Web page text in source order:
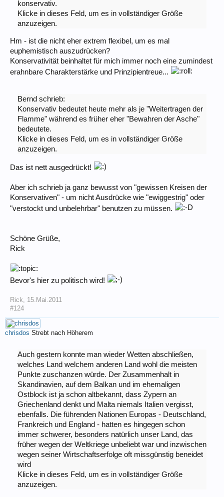
konservativ.
Klicke in dieses Feld, um es in vollständiger Größe
anzuzeigen.
Hm - ist die nicht eher extrem flexibel, um es mal
euphemistisch auszudrücken?
Konservativität beinhaltet für mich immer noch eine zumindest
erahnbare Charakterstärke und Prinzipientreue...
Bernd schrieb:
Konservativ bedeutet heute mehr als je "Weitertragen der
Flamme" während es früher eher "Bewahren der Asche"
bedeutete.
Klicke in dieses Feld, um es in vollständiger Größe
anzuzeigen.
Das ist nett ausgedrückt!
Aber ich schrieb ja ganz bewusst von "gewissen Kreisen der
Konservativen" - um nicht Ausdrücke wie "ewiggestrig" oder
"verstockt und unbelehrbar" benutzen zu müssen.
Schöne Grüße,
Rick
Bevor's hier zu politisch wird!
Rick
15.Mai.2011
#124
chrisdos Strebt nach Höherem
Auch gestern konnte man wieder Wetten abschließen,
welches Land welchem anderen Land wohl die meisten
Punkte zuschanzen würde. Der Zusammenhalt in
Skandinavien, auf dem Balkan und im ehemaligen
Ostblock ist ja schon altbekannt, dass Zypern an
Griechenland denkt und Malta niemals Italien vergisst,
ebenfalls. Die führenden Nationen Europas - Deutschland,
Frankreich und England - hatten es hingegen schon
immer schwerer, besonders natürlich unser Land, das
früher wegen der Weltkriege unbeliebt war und inzwischen
wegen seiner Wirtschaftserfolge oft missgünstig beneidet
wird
Klicke in dieses Feld, um es in vollständiger Größe
anzuzeigen.